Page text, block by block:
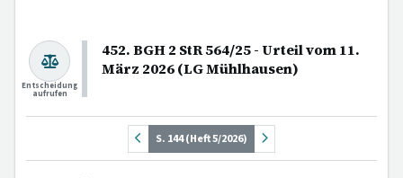
452. BGH 2 StR 564/25 - Urteil vom 11.
März 2026 (LG Mühlhausen)
Entscheidung
aufrufen
S. 144 (Heft 5/2026)